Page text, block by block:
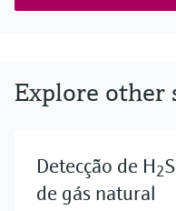
Explore other
Detecção de H2
de gás natural